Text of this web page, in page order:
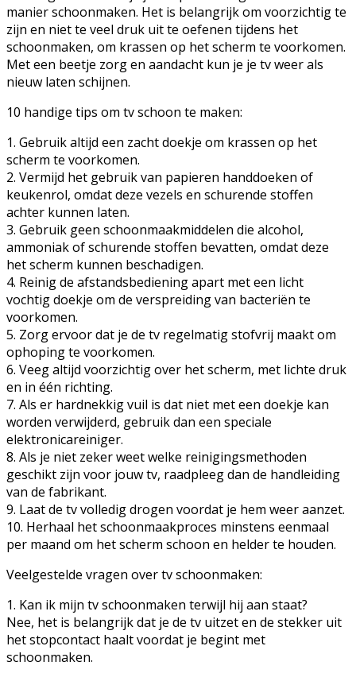
manier schoonmaken. Het is belangrijk om voorzichtig te
zijn en niet te veel druk uit te oefenen tijdens het
schoonmaken, om krassen op het scherm te voorkomen.
Met een beetje zorg en aandacht kun je je tv weer als
nieuw laten schijnen.
10 handige tips om tv schoon te maken:
1. Gebruik altijd een zacht doekje om krassen op het
scherm te voorkomen.
2. Vermijd het gebruik van papieren handdoeken of
keukenrol, omdat deze vezels en schurende stoffen
achter kunnen laten.
3. Gebruik geen schoonmaakmiddelen die alcohol,
ammoniak of schurende stoffen bevatten, omdat deze
het scherm kunnen beschadigen.
4. Reinig de afstandsbediening apart met een licht
vochtig doekje om de verspreiding van bacteriën te
voorkomen.
5. Zorg ervoor dat je de tv regelmatig stofvrij maakt om
ophoping te voorkomen.
6. Veeg altijd voorzichtig over het scherm, met lichte druk
en in één richting.
7. Als er hardnekkig vuil is dat niet met een doekje kan
worden verwijderd, gebruik dan een speciale
elektronicareiniger.
8. Als je niet zeker weet welke reinigingsmethoden
geschikt zijn voor jouw tv, raadpleeg dan de handleiding
van de fabrikant.
9. Laat de tv volledig drogen voordat je hem weer aanzet.
10. Herhaal het schoonmaakproces minstens eenmaal
per maand om het scherm schoon en helder te houden.
Veelgestelde vragen over tv schoonmaken:
1. Kan ik mijn tv schoonmaken terwijl hij aan staat?
Nee, het is belangrijk dat je de tv uitzet en de stekker uit
het stopcontact haalt voordat je begint met
schoonmaken.